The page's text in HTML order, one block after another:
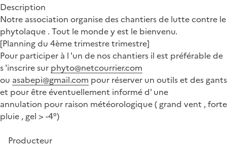
Description
Notre association organise des chantiers de lutte contre le
phytolaque . Tout le monde y est le bienvenu.
[Planning du 4ème trimestre trimestre]
Pour participer à l 'un de nos chantiers il est préférable de
s 'inscrire sur phyto@netcourrier.com
ou asabepi@gmail.com pour réserver un outils et des gants
et pour être éventuellement informé d' une
annulation pour raison météorologique ( grand vent , forte
pluie , gel > -4°)
Producteur